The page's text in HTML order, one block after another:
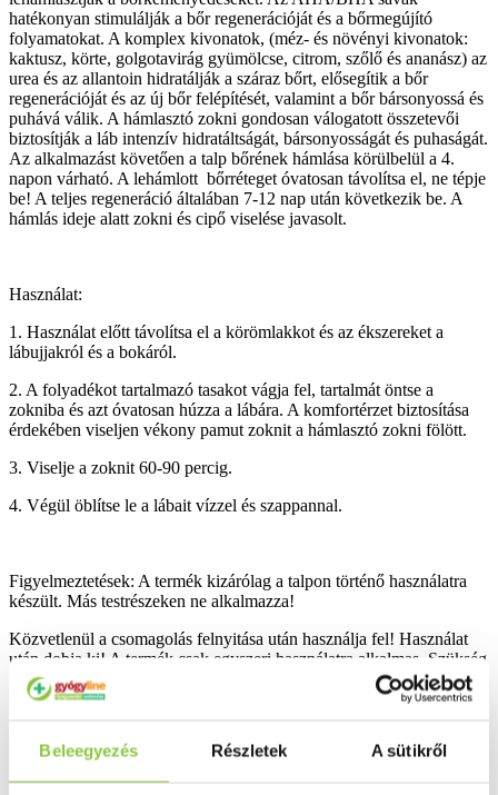
Beleegyezés Részletek A sütikről
hatékonyan stimulálják a bőr regenerációját és a bőrmegújító
folyamatokat. A komplex kivonatok, (méz- és növényi kivonatok:
kaktusz, körte, golgotavirág gyümölcse, citrom, szőlő és ananász) az
urea és az allantoin hidratálják a száraz bőrt, elősegítik a bőr
regenerációját és az új bőr felépítését, valamint a bőr bársonyossá és
puhává válik. A hámlasztó zokni gondosan válogatott összetevői
biztosítják a láb intenzív hidratáltságát, bársonyosságát és puhaságát.
Az alkalmazást követően a talp bőrének hámlása körülbelül a 4.
napon várható. A lehámlott bőrréteget óvatosan távolítsa el, ne tépje
be! A teljes regeneráció általában 7-12 nap után következik be. A
hámlás ideje alatt zokni és cipő viselése javasolt.
Használat:
1. Használat előtt távolítsa el a körömlakkot és az ékszereket a
lábujjakról és a bokáról.
2. A folyadékot tartalmazó tasakot vágja fel, tartalmát öntse a
zokniba és azt óvatosan húzza a lábára. A komfortérzet biztosítása
érdekében viseljen vékony pamut zoknit a hámlasztó zokni fölött.
3. Viselje a zoknit 60-90 percig.
4. Végül öblítse le a lábait vízzel és szappannal.
Figyelmeztetések: A termék kizárólag a talpon történő használatra
készült. Más testrészeken ne alkalmazza!
Közvetlenül a csomagolás felnyitása után használja fel! Használat
után dobja ki! A termék csak egyszeri használatra alkalmas. Szükség
szerint, de 30 napnál nem gyakrabban használható. Kerülje az
érzékeny, irritált vagy sérült bőrfelületeken való alkalmazását. Ne
Használat előtt vigyen fel egy kis mennyiséget a bőrre az esetleges
allergiás reakciók kizárása érdekében.